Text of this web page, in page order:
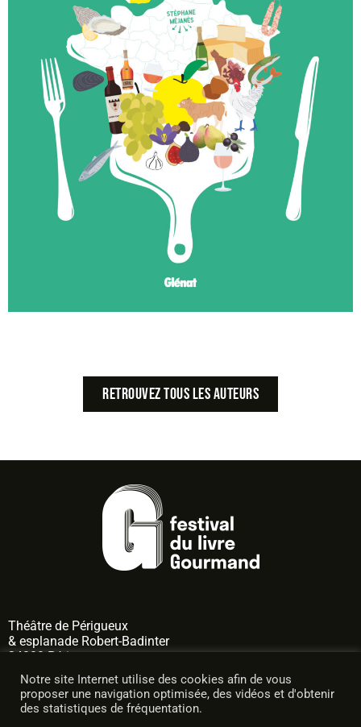
Retrouvez tous les auteurs
Théâtre de Périgueux
& esplanade Robert-Badinter
24000 Périgueux
nous suivre
Notre site Internet utilise des cookies afin de vous
proposer une navigation optimisée, des vidéos et d'obtenir
des statistiques de fréquentation.